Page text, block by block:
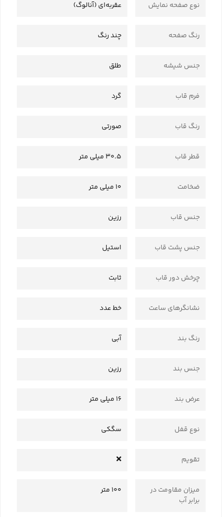
نوع صفحه نمایش عقربه‌ای (آنالوگ)
رنگ صفحه چند رنگ
جنس شیشه طلق
فرم قاب گرد
رنگ قاب صورتی
قطر قاب 30.5 میلی متر
ضخامت 10 میلی متر
جنس قاب رزین
جنس پشت قاب استیل
چرخش دور قاب ثابت
نشانگرهای ساعت خط عدد
رنگ بند آبی
جنس بند رزین
عرض بند 16 میلی متر
نوع قفل سگکی
تقویم
میزان مقاومت در
برابر آب
100 متر